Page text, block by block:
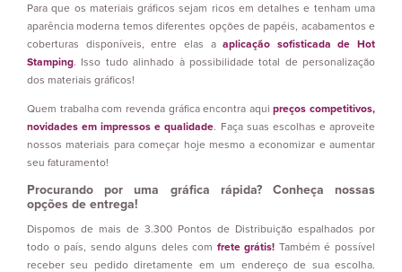
Para que os materiais gráficos sejam ricos em detalhes e tenham uma
aparência moderna temos diferentes opções de papéis, acabamentos e
coberturas disponíveis, entre elas aaplicação sofisticada de Hot
Stamping. Isso tudo alinhado à possibilidade total de personalização
dos materiais gráficos!
Quem trabalha com revenda gráfica encontra aquipreços competitivos,
novidades em impressos e qualidade. Faça suas escolhas e aproveite
nossos materiais para começar hoje mesmo a economizar e aumentar
seu faturamento!
Procurando por uma gráfica rápida? Conheça nossas
opções de entrega!
Dispomos de mais de 3.300 Pontos de Distribuição espalhados por
todo o país, sendo alguns deles com frete grátis! Também é possível
receber seu pedido diretamente em um endereço de sua escolha.